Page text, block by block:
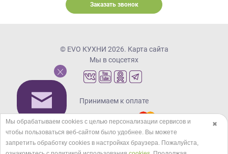
Заказать звонок
© EVO КУХНИ 2026. Карта сайта
Мы в соцсетях
Принимаем к оплате
Кредиты и рассрочка
✖
Мы обрабатываем cookies с целью персонализации сервисов и
чтобы пользоваться веб-сайтом было удобнее. Вы можете
запретить обработку сookies в настройках браузера. Пожалуйста,